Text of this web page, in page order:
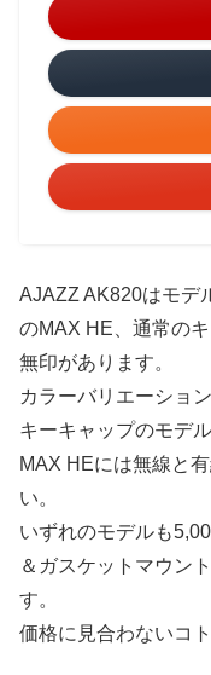
AJAZZ AK820はモデ
のMAX HE、通常の
無印があります。
カラーバリエーショ
キーキャップのモデ
MAX HEには無線と
い。
いずれのモデルも
＆ガスケットマウン
す。
価格に見合わないコ